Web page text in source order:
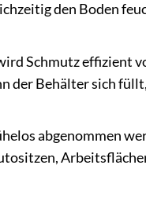
den Boden
Schmutz effizient
der Behälter sich
abgenommen